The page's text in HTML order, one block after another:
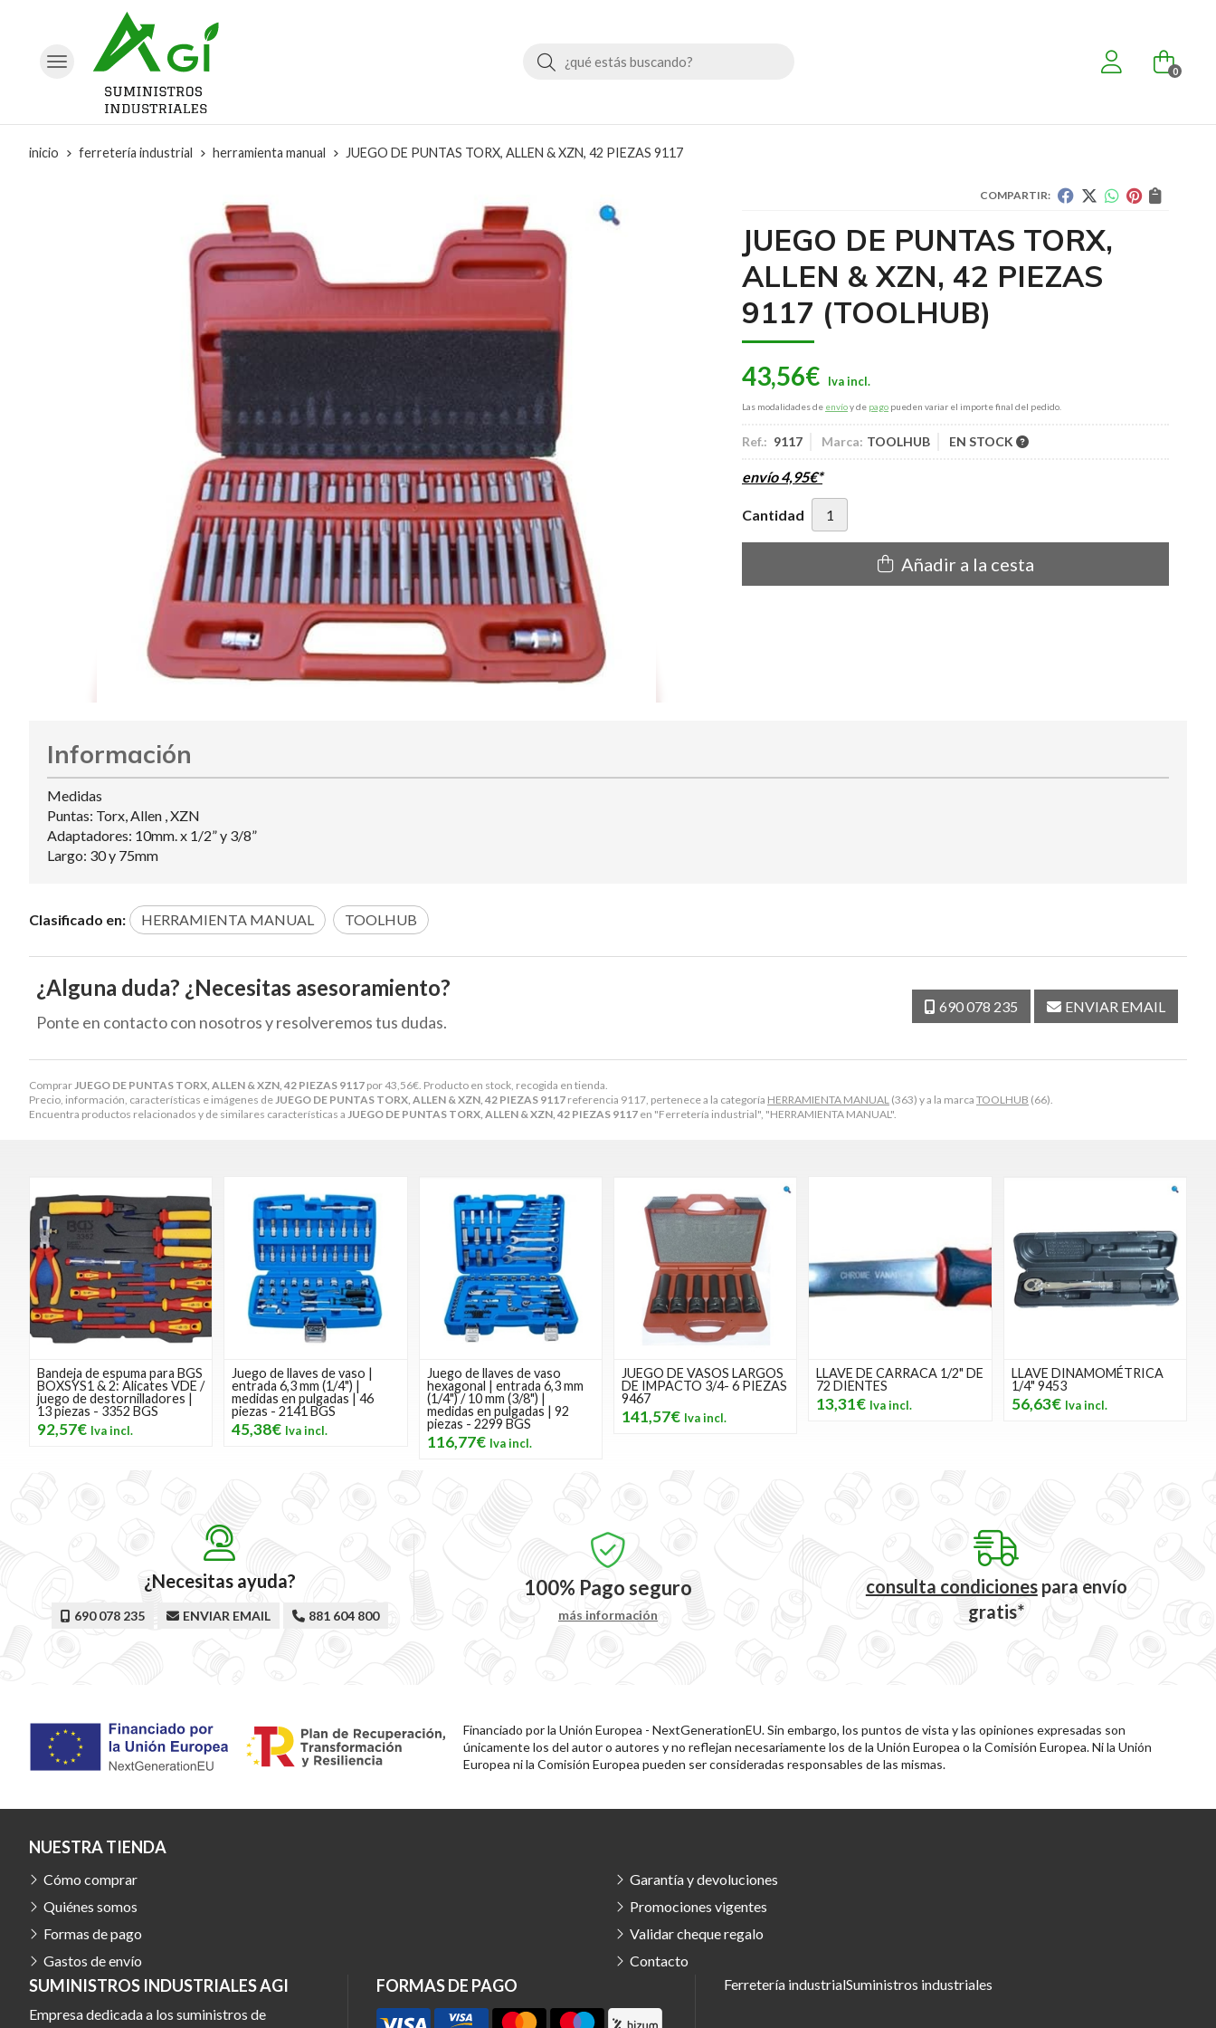
Buscar 0
inicio ferretería industrial herramienta manual JUEGO DE PUNTAS TORX, ALLEN & XZN, 42 PIEZAS 9117
COMPARTIR:
JUEGO DE PUNTAS TORX,
ALLEN & XZN, 42 PIEZAS
9117 (TOOLHUB)
43,56€
Las modalidades de envíoy de pago pueden variar el importe final del pedido.
Ref.: 9117 Marca: TOOLHUB EN STOCK
envío4,95€*
Cantidad
Añadir a la cesta
Comprar JUEGO DE PUNTAS TORX, ALLEN & XZN, 42 PIEZAS 9117 por43,56€ . Producto en stock, recogida en tienda.
Precio, información, características e imágenes de JUEGO DE PUNTAS TORX, ALLEN & XZN, 42 PIEZAS 9117 referencia 9117, pertenece a la categoría HERRAMIENTA MANUAL (363) y a la marca TOOLHUB (66).
Encuentra productos relacionados y de similares características a JUEGO DE PUNTAS TORX, ALLEN & XZN, 42 PIEZAS 9117 en "Ferretería industrial", "HERRAMIENTA MANUAL".
Información
Medidas
Puntas: Torx, Allen , XZN
Adaptadores: 10mm. x 1/2” y 3/8”
Largo: 30 y 75mm
Clasificado en: HERRAMIENTA MANUAL TOOLHUB
¿Alguna duda? ¿Necesitas asesoramiento?
Ponte en contacto con nosotros y resolveremos tus dudas.
690 078 235 ENVIAR EMAIL
Bandeja de espuma para BGS
BOXSYS1 & 2: Alicates VDE /
juego de destornilladores |
13 piezas - 3352 BGS
92,57€
Juego de llaves de vaso |
entrada 6,3 mm (1/4") |
medidas en pulgadas | 46
piezas - 2141 BGS
45,38€
Juego de llaves de vaso
hexagonal | entrada 6,3 mm
(1/4") / 10 mm (3/8") |
medidas en pulgadas | 92
piezas - 2299 BGS
116,77€
JUEGO DE VASOS LARGOS
DE IMPACTO 3/4- 6 PIEZAS
9467
141,57€
LLAVE DE CARRACA 1/2" DE
72 DIENTES
13,31€
LLAVE DINAMOMÉTRICA
1/4" 9453
56,63€
¿Necesitas ayuda?
690 078 235 ENVIAR EMAIL 881 604 800
100% Pago seguro
más información
consulta condicionespara envío
gratis*
Financiado por la Unión Europea - NextGenerationEU. Sin embargo, los puntos de vista y las opiniones expresadas son
únicamente los del autor o autores y no reflejan necesariamente los de la Unión Europea o la Comisión Europea. Ni la Unión
Europea ni la Comisión Europea pueden ser consideradas responsables de las mismas.
SUMINISTROS INDUSTRIALES AGI
Empresa dedicada a los suministros de
FORMAS DE PAGO
NUESTRA TIENDA
Cómo comprar
Quiénes somos
Formas de pago
Gastos de envío
Garantía y devoluciones
Promociones vigentes
Validar cheque regalo
Contacto
Ferretería industrialSuministros industriales